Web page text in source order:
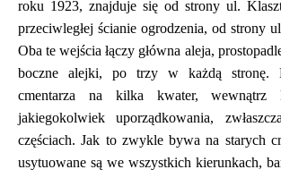
roku 1923, znajduje się od strony ul.
przeciwległej ścianie ogrodzenia, od strony
Oba te wejścia łączy główna aleja,
boczne alejki, po trzy w każdą stronę.
cmentarza na kilka kwater,
jakiegokolwiek uporządkowania,
częściach. Jak to zwykle bywa na starych
usytuowane są we wszystkich kierunkach,